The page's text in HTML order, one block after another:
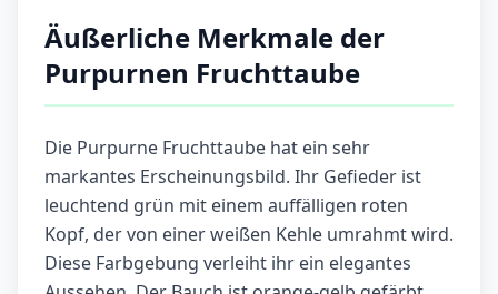
Äußerliche Merkmale der
Purpurnen Fruchttaube
Die Purpurne Fruchttaube hat ein sehr
markantes Erscheinungsbild. Ihr Gefieder ist
leuchtend grün mit einem auffälligen roten
Kopf, der von einer weißen Kehle umrahmt wird.
Diese Farbgebung verleiht ihr ein elegantes